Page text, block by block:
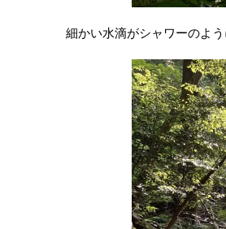
細かい水滴がシャワーのよ